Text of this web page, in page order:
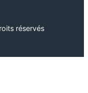
réservés